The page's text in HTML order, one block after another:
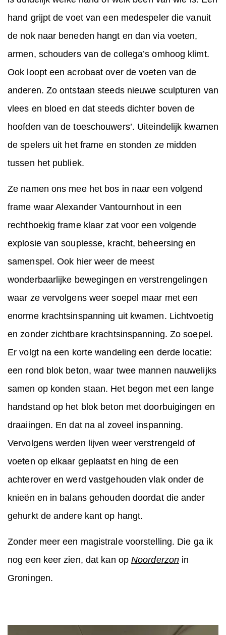
hand grijpt de voet van een medespeler die vanuit
de nok naar beneden hangt en dan via voeten,
armen, schouders van de collega’s omhoog klimt.
Ook loopt een acrobaat over de voeten van de
anderen. Zo ontstaan steeds nieuwe sculpturen van
vlees en bloed en dat steeds dichter boven de
hoofden van de toeschouwers’. Uiteindelijk kwamen
de spelers uit het frame en stonden ze midden
tussen het publiek.
Ze namen ons mee het bos in naar een volgend
frame waar Alexander Vantournhout in een
rechthoekig frame klaar zat voor een volgende
explosie van souplesse, kracht, beheersing en
samenspel. Ook hier weer de meest
wonderbaarlijke bewegingen en verstrengelingen
waar ze vervolgens weer soepel maar met een
enorme krachtsinspanning uit kwamen. Lichtvoetig
en zonder zichtbare krachtsinspanning. Zo soepel.
Er volgt na een korte wandeling een derde locatie:
een rond blok beton, waar twee mannen nauwelijks
samen op konden staan. Het begon met een lange
handstand op het blok beton met doorbuigingen en
draaiingen. En dat na al zoveel inspanning.
Vervolgens werden lijven weer verstrengeld of
voeten op elkaar geplaatst en hing de een
achterover en werd vastgehouden vlak onder de
knieën en in balans gehouden doordat die ander
gehurkt de andere kant op hangt.
Zonder meer een magistrale voorstelling. Die ga ik
nog een keer zien, dat kan opNoorderzon in
Groningen.